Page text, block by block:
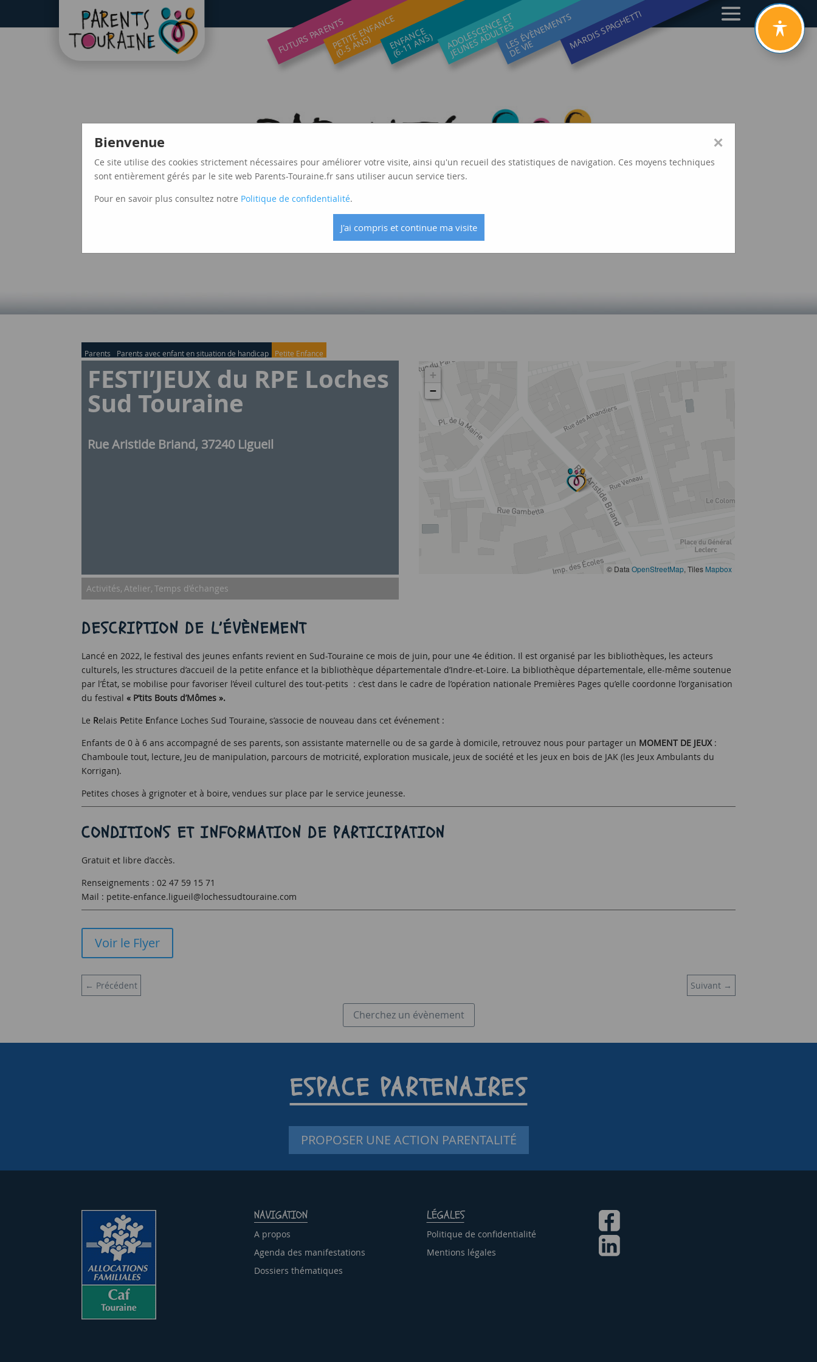
FUTURS PARENTSPETITE ENFANCE
(0-5 ANS) ENFANCE
(6-11 ANS) ADOLESCENCE ET
JEUNES ADULTESLES ÉVÈNEMENTS
DE VIE MARDIS SPAGHETTI
Parents Parents avec enfant en situation de handicap Petite Enfance
FESTI’JEUX du RPE Loches
Sud Touraine
Rue Aristide Briand, 37240 Ligueil
+
−
© Data OpenStreetMap, Tiles Mapbox
Activités Atelier Temps d’échanges
DESCRIPTION DE L’ÉVÈNEMENT
Lancé en 2022, le festival des jeunes enfants revient en Sud-Touraine ce mois de juin, pour une 4e édition. Il est organisé par les bibliothèques, les acteurs
culturels, les structures d’accueil de la petite enfance et la bibliothèque départementale d’Indre-et-Loire. La bibliothèque départementale, elle-même soutenue
par l’État, se mobilise pour favoriser l’éveil culturel des tout-petits : c’est dans le cadre de l’opération nationale Premières Pages qu’elle coordonne l’organisation
du festival« P’tits Bouts d’Mômes ».
Le Relais Petite Enfance Loches Sud Touraine, s’associe de nouveau dans cet événement :
Enfants de 0 à 6 ans accompagné de ses parents, son assistante maternelle ou de sa garde à domicile, retrouvez nous pour partager un MOMENT DE JEUX:
Chamboule tout, lecture, Jeu de manipulation, parcours de motricité, exploration musicale, jeux de société et les jeux en bois de JAK (les Jeux Ambulants du
Korrigan).
Petites choses à grignoter et à boire, vendues sur place par le service jeunesse.
CONDITIONS ET INFORMATION DE PARTICIPATION
Gratuit et libre d’accès.
Renseignements : 02 47 59 15 71
Mail : petite-enfance.ligueil@lochessudtouraine.com
Voir le Flyer
← Précédent Suivant→
Cherchez un évènement
ESPACE PARTENAIRES
PROPOSER UNE ACTION PARENTALITÉ
NAVIGATION
A propos
Agenda des manifestations
Dossiers thématiques
LÉGALES
Politique de confidentialité
Mentions légales
×
Bienvenue
Ce site utilise des cookies strictement nécessaires pour améliorer votre visite, ainsi qu'un recueil des statistiques de navigation. Ces moyens techniques
sont entièrement gérés par le site web Parents-Touraine.fr sans utiliser aucun service tiers.
Pour en savoir plus consultez notre Politique de confidentialité.
J'ai compris et continue ma visite